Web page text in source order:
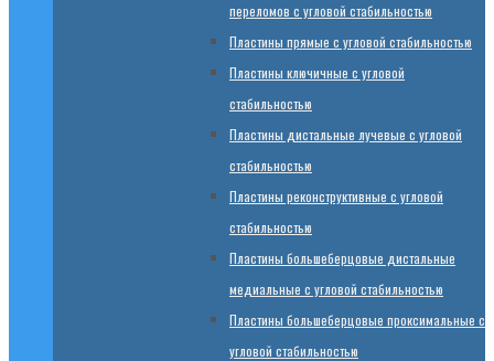
переломов с угловой стабильностью
Пластины прямые с угловой стабильностью
Пластины ключичные с угловой
стабильностью
Пластины дистальные лучевые с угловой
стабильностью
Пластины реконструктивные с угловой
стабильностью
Пластины большеберцовые дистальные
медиальные с угловой стабильностью
Пластины большеберцовые проксимальные с
угловой стабильностью